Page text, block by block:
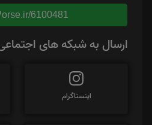
6100481
ارسال به شبکه های
اینستاگرام